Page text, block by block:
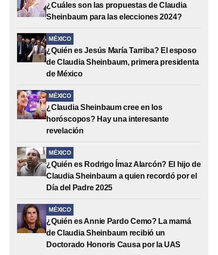
¿Cuáles son las propuestas de Claudia
Sheinbaum para las elecciones 2024?
MÉXICO
¿Quién es Jesús María Tarriba? El esposo
de Claudia Sheinbaum, primera presidenta
de México
MÉXICO
¿Claudia Sheinbaum cree en los
horóscopos? Hay una interesante
revelación
MÉXICO
¿Quién es Rodrigo Ímaz Alarcón? El hijo de
Claudia Sheinbaum a quien recordó por el
Día del Padre 2025
MÉXICO
¿Quién es Annie Pardo Cemo? La mamá
de Claudia Sheinbaum recibió un
Doctorado Honoris Causa por la UAS